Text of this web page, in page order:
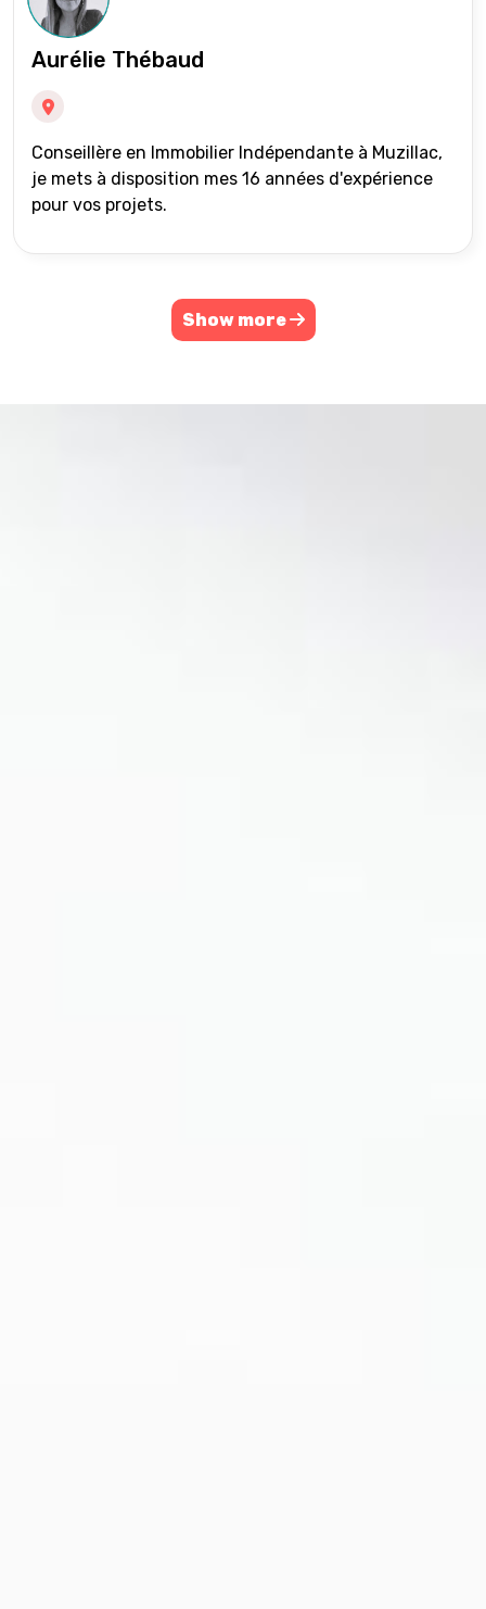
Aurélie Thébaud
Conseillère en Immobilier Indépendante à Muzillac,
je mets à disposition mes 16 années d'expérience
pour vos projets.
Show more